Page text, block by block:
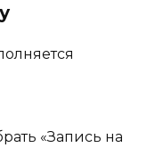
«Запись на